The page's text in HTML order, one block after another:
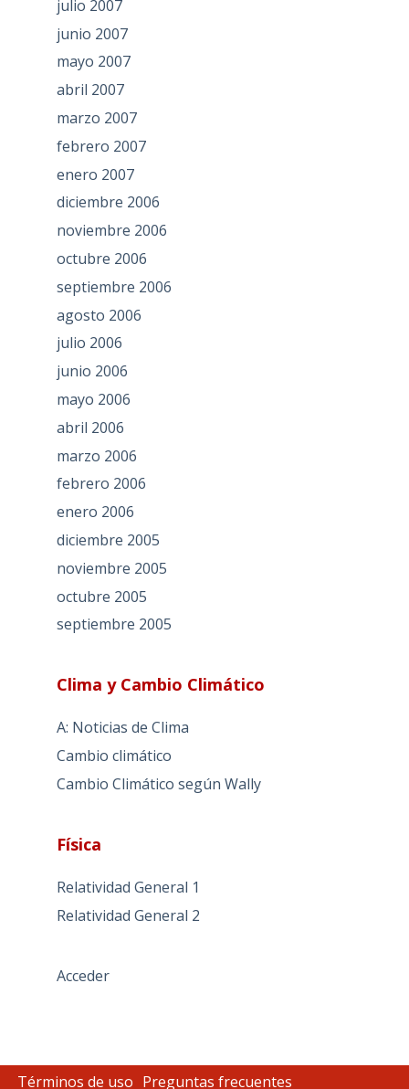
julio 2007
junio 2007
mayo 2007
abril 2007
marzo 2007
febrero 2007
enero 2007
diciembre 2006
noviembre 2006
octubre 2006
septiembre 2006
agosto 2006
julio 2006
junio 2006
mayo 2006
abril 2006
marzo 2006
febrero 2006
enero 2006
diciembre 2005
noviembre 2005
octubre 2005
septiembre 2005
Clima y Cambio Climático
A: Noticias de Clima
Cambio climático
Cambio Climático según Wally
Física
Relatividad General 1
Relatividad General 2
Acceder
Términos de uso Preguntas frecuentes